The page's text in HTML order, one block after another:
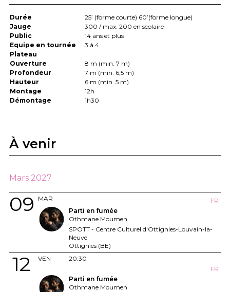
Durée
25’ (forme courte) 60’(forme longue)
Jauge
300 / max. 200 en scolaire
Public
14 ans et plus
Equipe en tournée
3 à 4
Plateau
Ouverture
8 m (min. 7 m)
Profondeur
7 m (min. 6,5 m)
Hauteur
6 m (min. 5 m)
Montage
12h
Démontage
1h30
À venir
Mars 2027
MAR
09
FR
Parti en fumée
Othmane Moumen
SPOTT - Centre Culturel d'Ottignies-Louvain-la-
Neuve
Ottignies (BE)
VEN
12
20:30
FR
Parti en fumée
Othmane Moumen